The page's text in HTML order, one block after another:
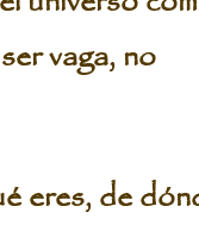
vaga, no
eres, de